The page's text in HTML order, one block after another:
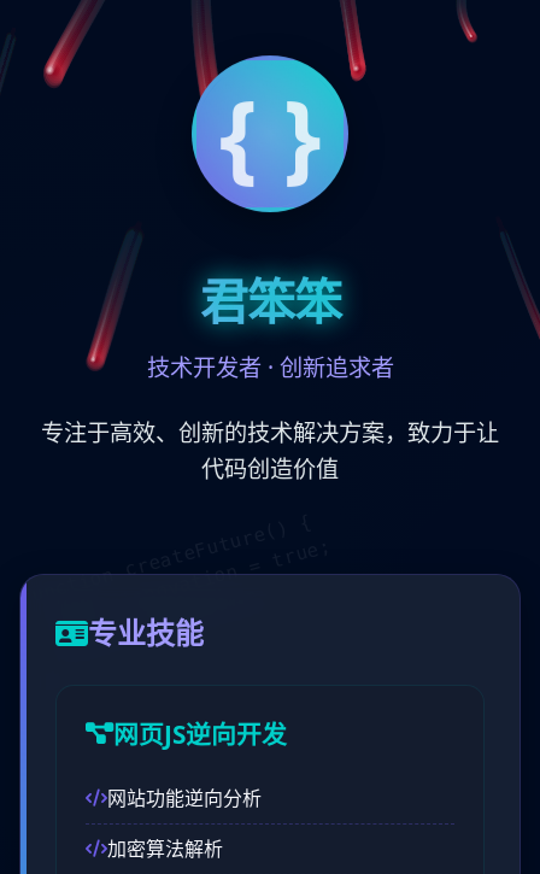
function createFuture() {
const innovation = true;
return innovation;
君笨笨
技术开发者 · 创新追求者
专注于高效、创新的技术解决方案，致力于让
代码创造价值
专业技能
网页JS逆向开发
网站功能逆向分析
加密算法解析